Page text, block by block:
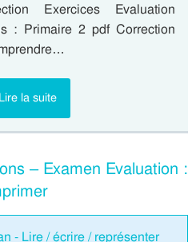
Exercices Evaluation
: Primaire 2 pdf Correction
Lire la suite
– Examen Evaluation :
- Lire / écrire / représenter